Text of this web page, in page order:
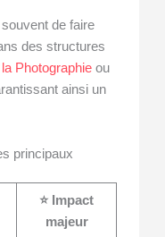
de faire
des structures
la Photographie ou
ainsi un
principaux
⭐ Impact
majeur